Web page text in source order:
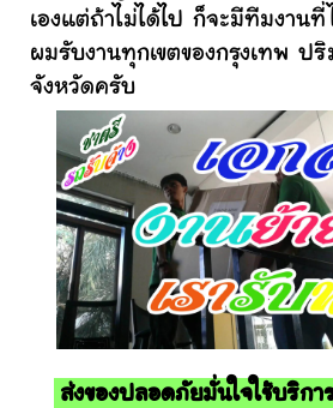
เองแต่ถ้าไม่ได้ไป ก็จะมีทีมงาน
ผมรับงานทุกเขตของกรุงเทพ ป
จังหวัดครับ
ส่งของปลอดภัยมั่นใจใช้บริกา